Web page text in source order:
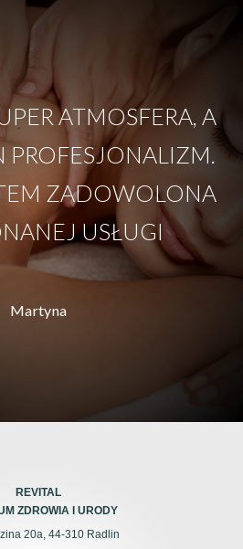
ATMOSFERA, A
PROFESJONALIZM.
ZADOWOLONA
USŁUGI
Martyna
REVITAL
ZDROWIA I URODY
20a, 44-310 Radlin